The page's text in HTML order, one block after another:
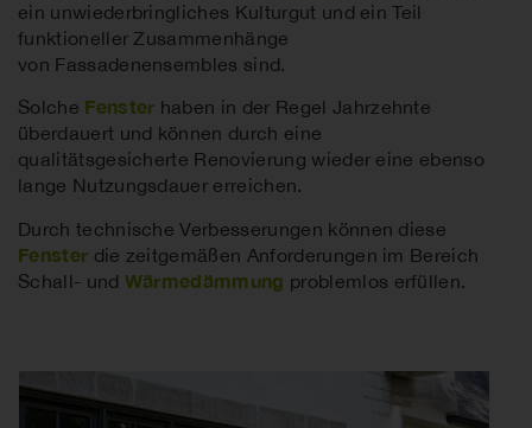
ein unwiederbringliches Kulturgut und ein Teil
funktioneller Zusammenhänge
von Fassadenensembles sind.
Solche Fenster haben in der Regel Jahrzehnte
überdauert und können durch eine
qualitätsgesicherte Renovierung wieder eine ebenso
lange Nutzungsdauer erreichen.
Durch technische Verbesserungen können diese
Fenster die zeitgemäßen Anforderungen im Bereich
Schall- und Wärmedämmung problemlos erfüllen.